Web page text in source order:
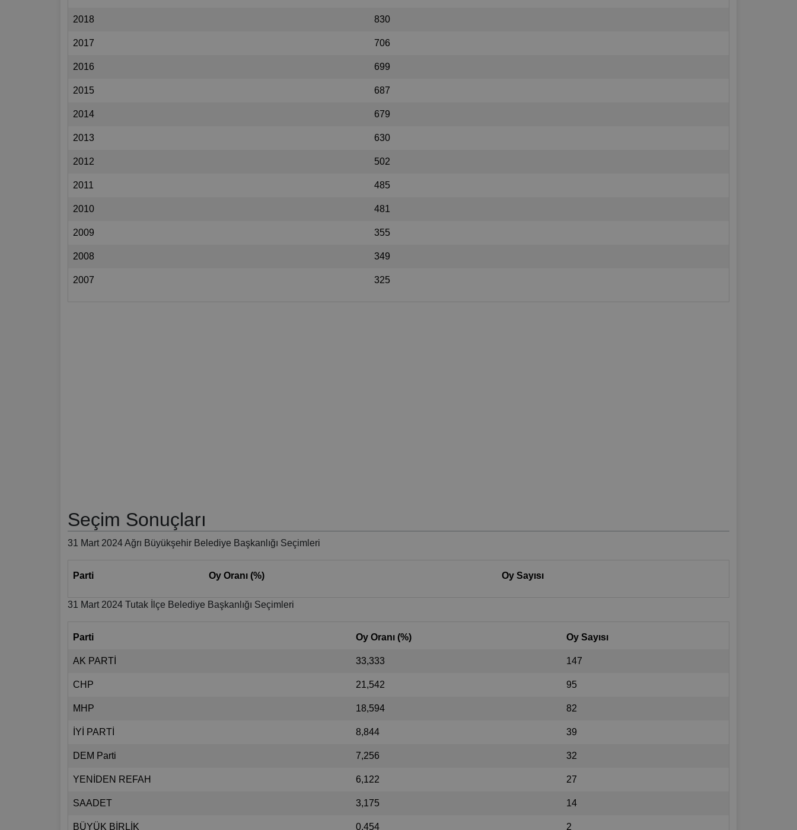
2018 830
2017 706
2016 699
2015 687
2014 679
2013 630
2012 502
2011 485
2010 481
2009 355
2008 349
2007 325
Seçim Sonuçları
31 Mart 2024 Ağrı Büyükşehir Belediye Başkanlığı Seçimleri
Parti Oy Oranı (%) Oy Sayısı
31 Mart 2024 Tutak İlçe Belediye Başkanlığı Seçimleri
Parti Oy Oranı (%) Oy Sayısı
AK PARTİ 33,333 147
CHP 21,542 95
MHP 18,594 82
İYİ PARTİ 8,844 39
DEM Parti 7,256 32
YENİDEN REFAH 6,122 27
SAADET 3,175 14
BÜYÜK BİRLİK 0,454 2